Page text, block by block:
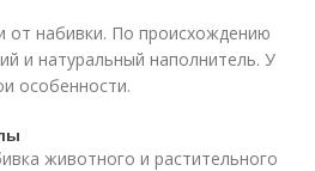
от набивки. По происхождению
и натуральный наполнитель. У
особенности.
животного и растительного